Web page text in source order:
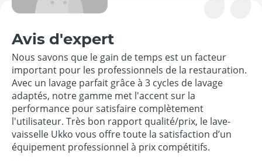
Avis d'expert
Nous savons que le gain de temps est un facteur
important pour les professionnels de la restauration.
Avec un lavage parfait grâce à 3 cycles de lavage
adaptés, notre gamme met l'accent sur la
performance pour satisfaire complètement
l'utilisateur. Très bon rapport qualité/prix, le lave-
vaisselle Ukko vous offre toute la satisfaction d’un
équipement professionnel à prix compétitifs.